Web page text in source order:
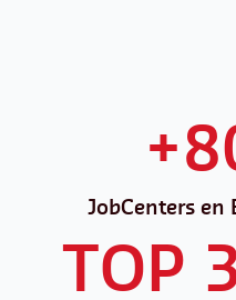
JobCenters en
TOP